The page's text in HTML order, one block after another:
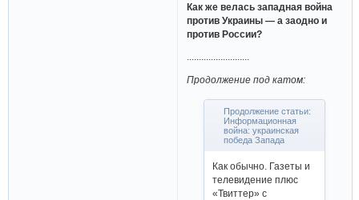
Как же велась западная война
против Украины — а заодно и
против России?
Продолжение под катом:
Продолжение статьи:
Информационная
война: украинская
победа Запада
Как обычно. Газеты и
телевидение плюс
«Твиттер» с